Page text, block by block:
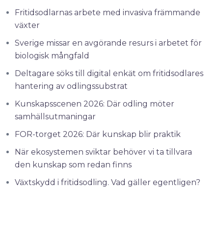
Fritidsodlarnas arbete med invasiva främmande
växter
Sverige missar en avgörande resurs i arbetet för
biologisk mångfald
Deltagare söks till digital enkät om fritidsodlares
hantering av odlingssubstrat
Kunskapsscenen 2026: Där odling möter
samhällsutmaningar
FOR-torget 2026: Där kunskap blir praktik
När ekosystemen sviktar behöver vi ta tillvara
den kunskap som redan finns
Växtskydd i fritidsodling. Vad gäller egentligen?